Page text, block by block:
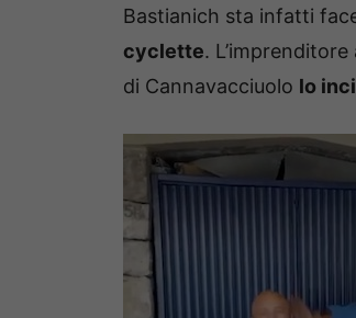
Bastianich sta infatti
cyclette.
di Cannavacciuolo lo